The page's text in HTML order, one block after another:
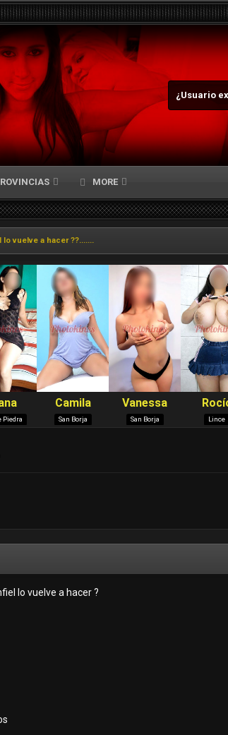
¿Usuario
MORE
vuelve a hacer ??.......
lo vuelve a hacer ?